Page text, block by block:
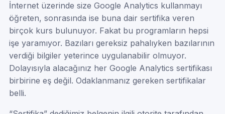
İnternet üzerinde size Google Analytics kullanmayı
öğreten, sonrasında ise buna dair sertifika veren
birçok kurs bulunuyor. Fakat bu programların hepsi
işe yaramıyor. Bazıları gereksiz pahalıyken bazılarının
verdiği bilgiler yeterince uygulanabilir olmuyor.
Dolayısıyla alacağınız her Google Analytics sertifikası
birbirine eş değil. Odaklanmanız gereken sertifikalar
belli.